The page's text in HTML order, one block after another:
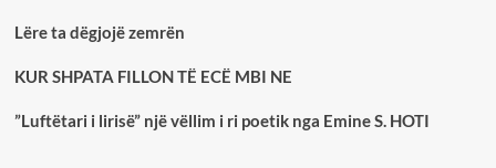
Lëre ta dëgjojë zemrën
KUR SHPATA FILLON TË ECË MBI NE
”Luftëtari i lirisë” një vëllim i ri poetik nga Emine S. HOTI